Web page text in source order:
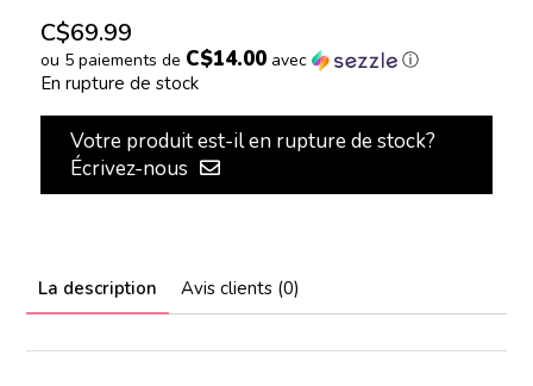
C$69.99
ou 5 paiements de C$14.00avec ⓘ
En rupture de stock
Votre produit est-il en rupture de stock?
Écrivez-nous
La description Avis clients (0)